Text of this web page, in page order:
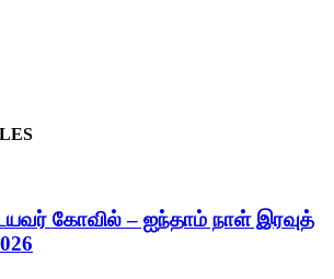
கோவில் – ஐந்தாம் நாள் இரவுத்